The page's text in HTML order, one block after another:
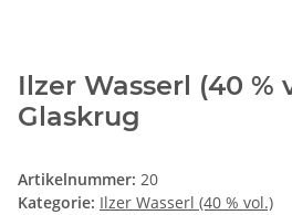
Ilzer Wasserl (40 %
Glaskrug
Artikelnummer: 20
Kategorie: Ilzer Wasserl (40 % vol.)